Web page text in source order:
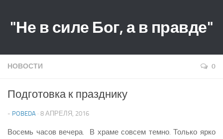
"Не в силе Бог, а в правде"
НОВОСТИ 0
Подготовка к празднику
- POBEDA · 8 АПРЕЛЯ, 2016
Восемь часов вечера. В храме совсем темно. Только ярко